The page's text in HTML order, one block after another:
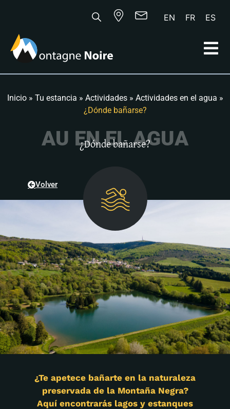
EN FR ES
Inicio» Tu estancia » Actividades» Actividades en el agua »
¿Dónde bañarse?
AU EN EL AGUA
¿Dónde bañarse?
Volver
¿Te apetece bañarte en la naturaleza
preservada de la Montaña Negra?
Aquí encontrarás lagos y estanques